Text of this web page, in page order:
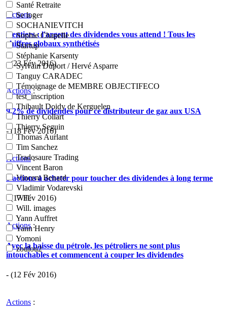
Santé Retraite
Se loger
SOCHANIEVITCH
Sophie Chapelle
Startup
Stéphanie Karsenty
Sylvain Duport / Hervé Asparre
Tanguy CARADEC
Témoignage de MEMBRE OBJECTIFECO
test_inscription
Thibault Doidy de Kerguelen
Thierry Collart
Thierry Seguin
Thomas Aurlant
Tim Sanchez
Tradosaure Trading
Vincent Baron
Vincent Benard
Vladimir Vodarevski
Will.
Will. images
Yann Auffret
Yann Henry
Yomoni
zoulou2
Actions:
Rentiers : l'argent des dividendes vous attend ! Tous les
chiffres globaux synthétisés
- (23 Fév 2016)
Actions:
9,2% de dividendes pour ce distributeur de gaz aux USA
- (18 Fév 2016)
Actions:
3 actions à acheter pour toucher des dividendes à long terme
- (17 Fév 2016)
Actions:
Avec la baisse du pétrole, les pétroliers ne sont plus
intouchables et commencent à couper les dividendes
- (12 Fév 2016)
Actions :